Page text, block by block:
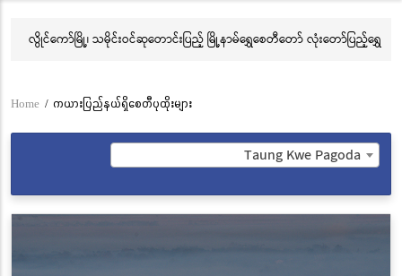
လွိုင်ကော်မြို့၊ သမိုင်းဝင်ဆုတောင်းပြည့် မြို့နာမ်ရွှေစေတီတော် လုံးတော်ပြည့်ရွှေ
ဘုံကထိန် အလှူတော်မင်္ဂလာအခမ်းအနား ကျင်းပ
Breadcrumb
Home / ကယားပြည်နယ်ရှိစေတီပုထိုးများ
Taung Kwe Pagoda